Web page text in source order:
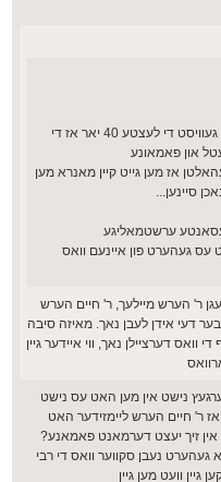
אינטערעסאנט קיינער האט נישט געוויסט די לעצטע 40 יאר אז די
און פאמאונע
אז מען גייט קיין מאנרא מען
סיינען...
ערשטמאליגע
עס געהערט פון איינעם וואס
ר' הערש מיילעך, ר' חיים הערש
דעי אידן לעבן נאך. מאיזה סיבה
וואס דערציילן נאך, ווי איידער גיין
נישט אין מען האט עס נישט
אז ר' חיים הערש ליימזידער האט
זיך יעצט דערמאנט פאמאנע?
נעבן סקווער וואס די רבי
וועט מען גיין